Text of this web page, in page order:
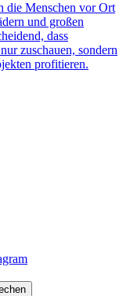
die Menschen vor Ort
und großen
dass
zuschauen, sondern
profitieren.